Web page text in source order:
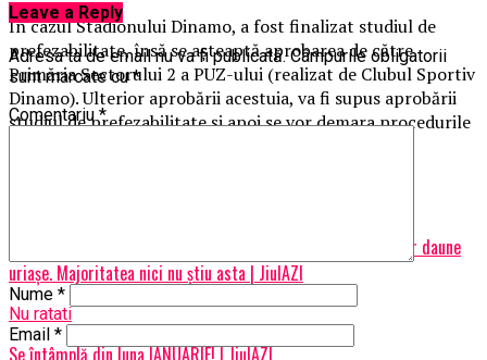
In cazul Stadionului Dinamo, a fost finalizat studiul de
prefezabilitate, însă se aşteaptă aprobarea de către
Primăria Sectorului 2 a PUZ-ului (realizat de Clubul Sportiv
Dinamo). Ulterior aprobării acestuia, va fi supus aprobării
studiul de prefezabilitate şi apoi se vor demara procedurile
EXCLUSIV Mii de șoferi români riscă dosar penal și plata unor daune
uriașe. Majoritatea nici nu știu asta | JiulAZI
Nu ratati
Se întâmplă din luna IANUARIE! | JiulAZI
Leave a Reply
Adresa ta de email nu va fi publicată. Câmpurile obligatorii
sunt marcate cu*
Comentariu*
Nume *
Email *